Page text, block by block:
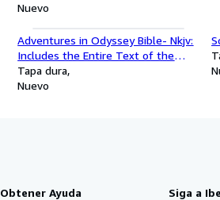
Nuevo
Adventures in Odyssey Bible- Nkjv:
Includes the Entire Text of the
New King James Version
Tapa dura
Nuevo
Obtener Ayuda Siga a